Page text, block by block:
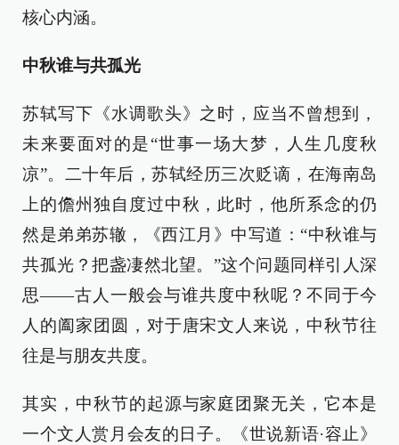
核心内涵。
中秋谁与共孤光
苏轼写下《水调歌头》之时，应当不曾想到，
未来要面对的是“世事一场大梦，人生几度秋
凉”。二十年后，苏轼经历三次贬谪，在海南岛
上的儋州独自度过中秋，此时，他所系念的仍
然是弟弟苏辙，《西江月》中写道：“中秋谁与
共孤光？把盏凄然北望。”这个问题同样引人深
思——古人一般会与谁共度中秋呢？不同于今
人的阖家团圆，对于唐宋文人来说，中秋节往
往是与朋友共度。
其实，中秋节的起源与家庭团聚无关，它本是
一个文人赏月会友的日子。《世说新语·容止》